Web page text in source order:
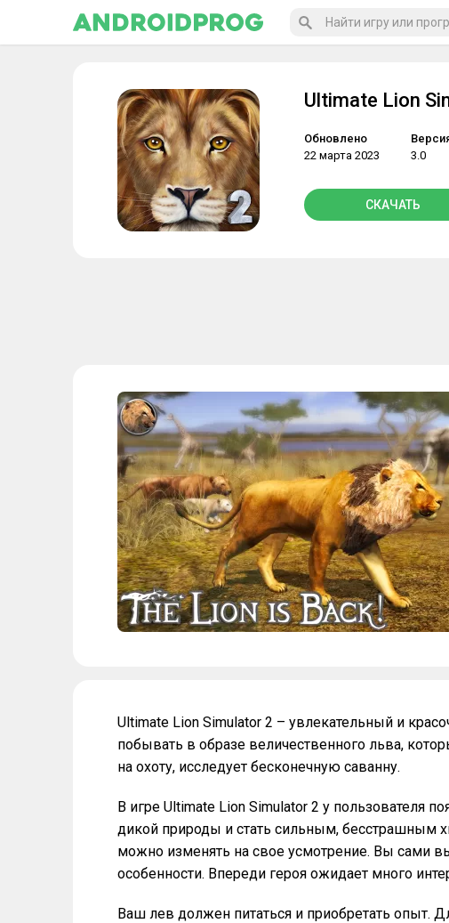
Ultimate Lion
Обновлено
22 марта 2023
3.0
СКАЧАТЬ
Ultimate Lion Simulator 2 – увлекательный и
побывать в образе величественного льва,
на охоту, исследует бесконечную саванну.
В игре Ultimate Lion Simulator 2 у пользователя
дикой природы и стать сильным, бесстрашным
можно изменять на свое усмотрение. Вы сами
особенности. Впереди героя ожидает много
Ваш лев должен питаться и приобретать опыт.